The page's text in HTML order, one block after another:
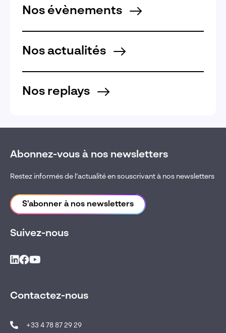
Nos évènements
Nos actualités
Nos replays
Abonnez-vous à nos newsletters
Restez informés de l’actualité en souscrivant à nos newsletters
S'abonner à nos newsletters
Suivez-nous
Contactez-nous
+33 4 78 87 29 29